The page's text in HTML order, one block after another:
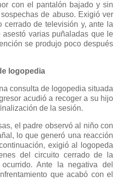
con el pantalón bajado y sin
de abuso. Exigió ver
cerrado de televisión y, ante la
varias puñaladas que le
se produjo poco después
logopedia
consulta de logopedia situada
acudió a recoger a su hijo
de la sesión.
el padre observó al niño con
lo que generó una reacción
exigió al logopeda
del circuito cerrado de la
Ante la negativa del
que acabó con el